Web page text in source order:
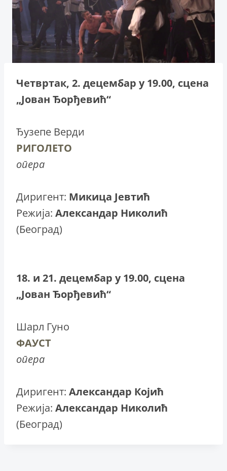
Четвртак, 2. децембар у 19.00, сцена
„Јован Ђорђевић“
Ђузепе Верди
РИГОЛЕТО
опера
Диригент: Микица Јевтић
Режија: Александар Николић
(Београд)
18. и 21. децембар у 19.00, сцена
„Јован Ђорђевић“
Шарл Гуно
ФАУСТ
опера
Диригент: Александар Којић
Режија: Александар Николић
(Београд)